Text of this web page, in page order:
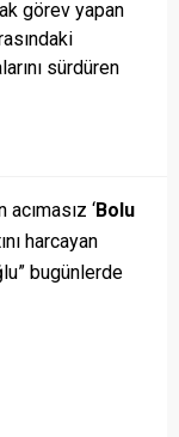
görev yapan
sürdüren
‘Bolu
harcayan
bugünlerde